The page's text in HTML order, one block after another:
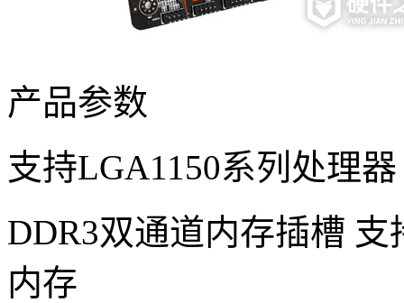
产品参数
支持LGA1150系列处理器
DDR3双通道内存插槽 支
内存